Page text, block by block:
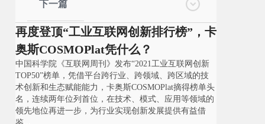
下一篇
再度登顶“工业互联网创新排行榜”，卡
奥斯COSMOPlat凭什么？
中国科学院《互联网周刊》发布“2021工业互联网创新
TOP50”榜单，凭借平台跨行业、跨领域、跨区域的技
术创新和生态赋能能力，卡奥斯COSMOPlat摘得榜单头
名，连续两年位列首位，在技术、模式、应用等领域的
领先地位再进一步，为行业实现创新发展提供有益借